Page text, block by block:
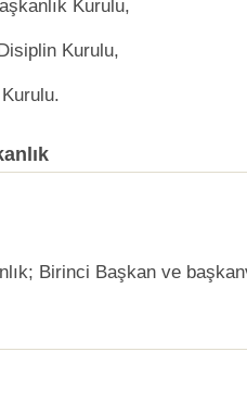
Kurulu,
Kurulu,
Birinci Başkan ve